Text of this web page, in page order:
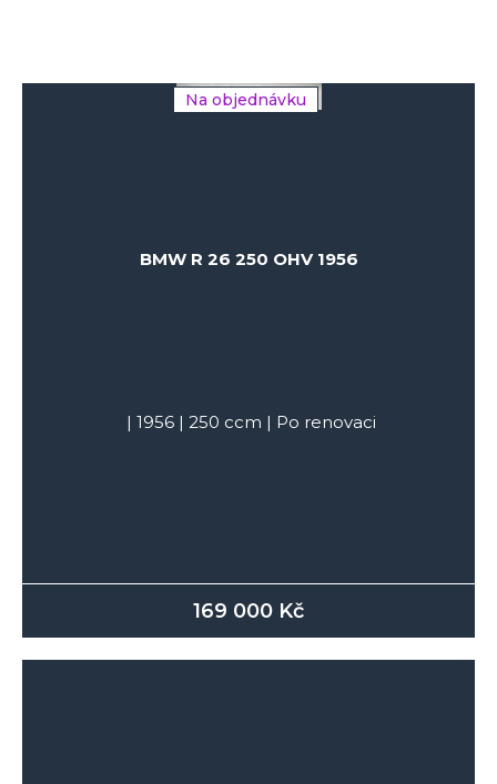
Na objednávku
BMW R 26 250 OHV 1956
| 1956| 250 ccm | Po renovaci
169 000 Kč